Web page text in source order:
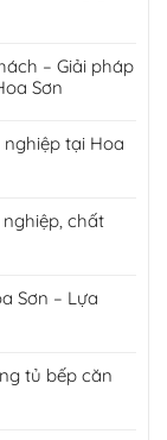
– Giải pháp
Sơn
tại Hoa
chất
Sơn – Lựa
tủ bếp căn